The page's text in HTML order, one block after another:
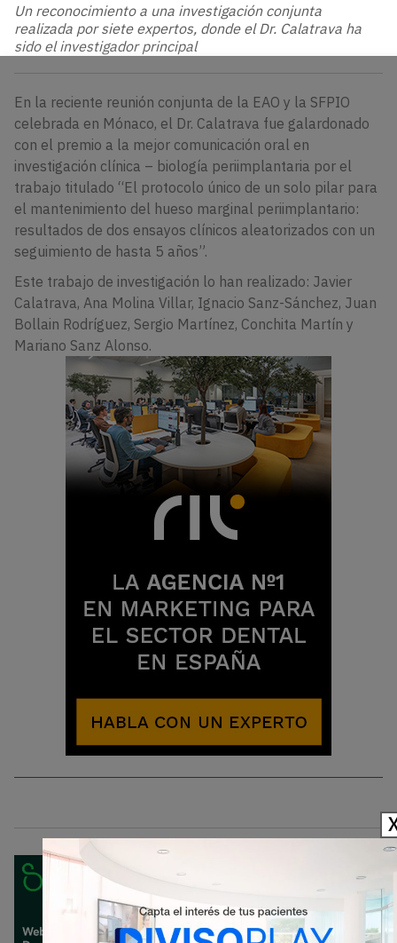
Un reconocimiento a una investigación conjunta
realizada por siete expertos, donde el Dr. Calatrava ha
sido el investigador principal
En la reciente reunión conjunta de la EAO y la SFPIO
celebrada en Mónaco, el Dr. Calatrava fue galardonado
con el premio a la mejor comunicación oral en
investigación clínica – biología periimplantaria por el
trabajo titulado “El protocolo único de un solo pilar para
el mantenimiento del hueso marginal periimplantario:
resultados de dos ensayos clínicos aleatorizados con un
seguimiento de hasta 5 años”.
Este trabajo de investigación lo han realizado: Javier
Calatrava, Ana Molina Villar, Ignacio Sanz-Sánchez, Juan
Bollain Rodríguez, Sergio Martínez, Conchita Martín y
Mariano Sanz Alonso.